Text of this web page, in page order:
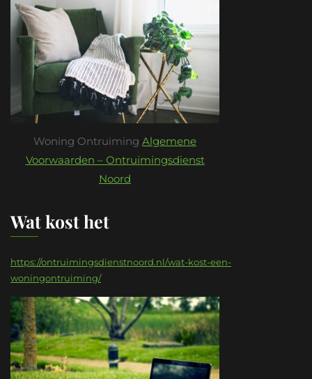
Woning Ontruiming Algemene
Voorwaarden – Ontruimingsdienst
Noord
Wat kost het
https://ontruimingsdienstnoord.nl/wat-kost-een-
woningontruiming/